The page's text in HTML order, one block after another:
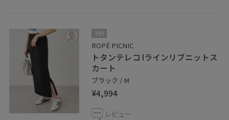
予約
ROPÉ PICNIC
トタンテレコ Iラインリブニットス
カート
ブラック / M
¥4,994
レビュー